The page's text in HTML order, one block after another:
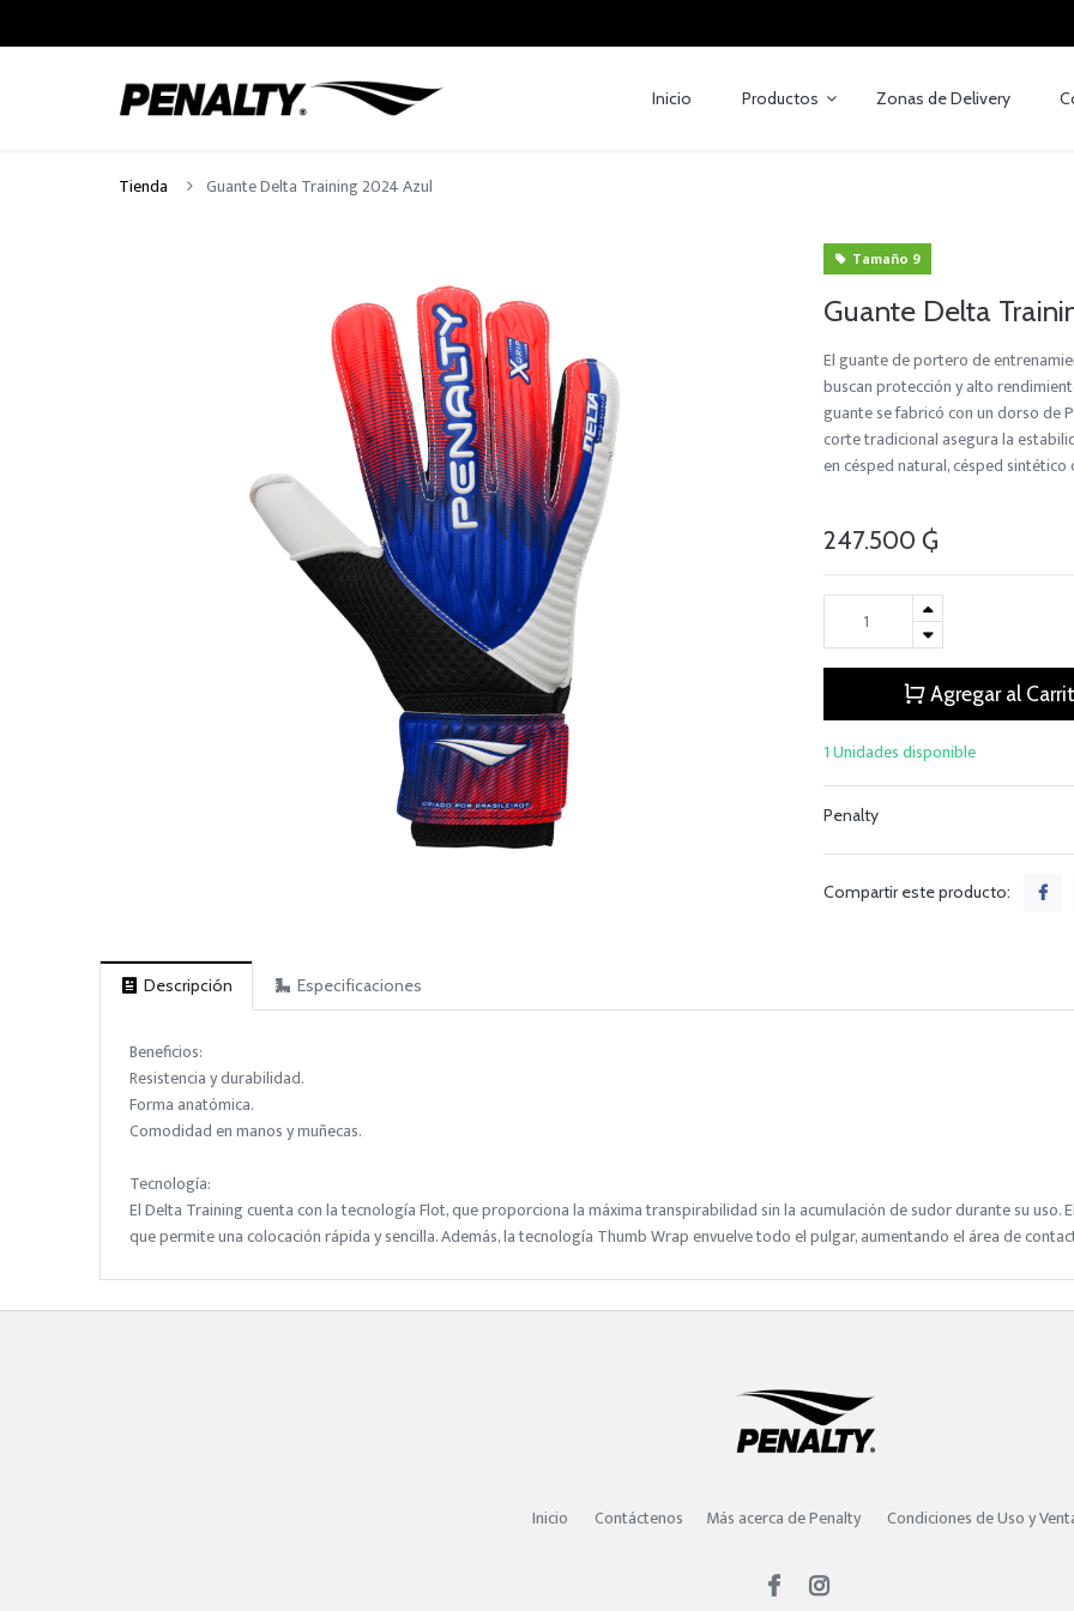
Inicio Productos Zonas de Delivery
Tienda Guante Delta Training 2024 Azul
Tamaño 9
Guante Delta
El guante de portero de
buscan protección y alto
guante se fabricó con un dorso de
corte tradicional asegura la
en césped natural, césped
247.500 ₲
Agregar al
1 Unidades disponible
Penalty
Compartir este producto:
Descripción Especificaciones
Beneficios:
Resistencia y durabilidad.
Forma anatómica.
Comodidad en manos y muñecas.
Tecnología:
El Delta Training cuenta con la tecnología Flot, que proporciona la máxima transpirabilidad sin la acumulación de sudor durante su uso.
que permite una colocación rápida y sencilla. Además, la tecnología Thumb Wrap envuelve todo el pulgar, aumentando el área de
Inicio Contáctenos Más acerca de Penalty Condiciones de Uso y